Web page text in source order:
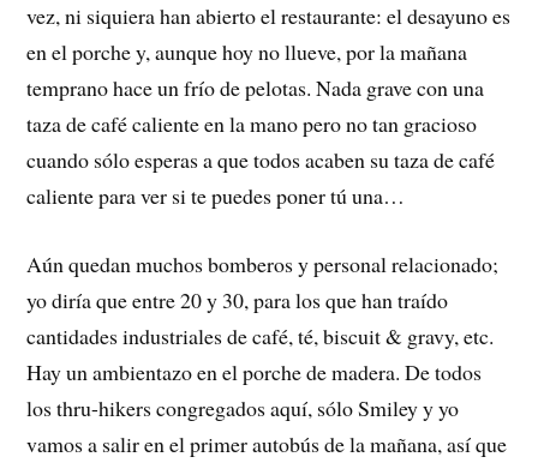
vez, ni siquiera han abierto el restaurante: el desayuno es
en el porche y, aunque hoy no llueve, por la mañana
temprano hace un frío de pelotas. Nada grave con una
taza de café caliente en la mano pero no tan gracioso
cuando sólo esperas a que todos acaben su taza de café
caliente para ver si te puedes poner tú una…
Aún quedan muchos bomberos y personal relacionado;
yo diría que entre 20 y 30, para los que han traído
cantidades industriales de café, té, biscuit & gravy, etc.
Hay un ambientazo en el porche de madera. De todos
los thru-hikers congregados aquí, sólo Smiley y yo
vamos a salir en el primer autobús de la mañana, así que